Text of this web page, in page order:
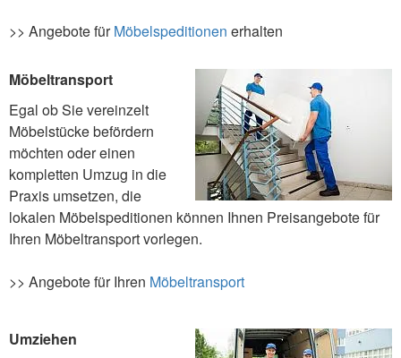
>> Angebote fürMöbelspeditionen erhalten
Möbeltransport
Egal ob Sie vereinzelt
Möbelstücke befördern
möchten oder einen
kompletten Umzug in die
Praxis umsetzen, die
lokalen Möbelspeditionen können Ihnen Preisangebote für
Ihren Möbeltransport vorlegen.
>> Angebote für Ihren Möbeltransport
Umziehen